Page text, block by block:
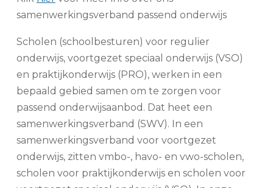
samenwerkingsverband passend onderwijs
Scholen (schoolbesturen) voor regulier
onderwijs, voortgezet speciaal onderwijs (VSO)
en praktijkonderwijs (PRO), werken in een
bepaald gebied samen om te zorgen voor
passend onderwijsaanbod. Dat heet een
samenwerkingsverband (SWV). In een
samenwerkingsverband voor voortgezet
onderwijs, zitten vmbo-, havo- en vwo-scholen,
scholen voor praktijkonderwijs en scholen voor